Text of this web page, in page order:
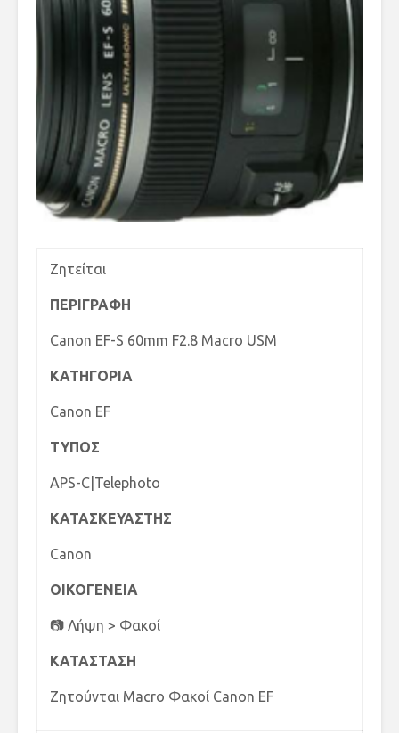
Ζητείται
ΠΕΡΙΓΡΑΦΗ
Canon EF-S 60mm F2.8 Macro USM
ΚΑΤΗΓΟΡΙΑ
Canon EF
ΤΥΠΟΣ
APS-C|Telephoto
ΚΑΤΑΣΚΕΥΑΣΤΗΣ
Canon
ΟΙΚΟΓΕΝΕΙΑ
📷 Λήψη > Φακοί
ΚΑΤΑΣΤΑΣΗ
Ζητούνται Macro Φακοί Canon EF